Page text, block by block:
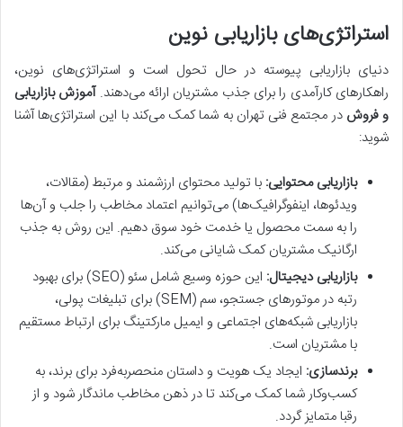
استراتژی‌های بازاریابی نوین
دنیای بازاریابی پیوسته در حال تحول است و استراتژی‌های نوین،
راهکارهای کارآمدی را برای جذب مشتریان ارائه می‌دهند.آموزش بازاریابی
و فروش در مجتمع فنی تهران به شما کمک می‌کند با این استراتژی‌ها آشنا
شوید:
بازاریابی محتوایی: با تولید محتوای ارزشمند و مرتبط (مقالات،
ویدئوها، اینفوگرافیک‌ها) می‌توانیم اعتماد مخاطب را جلب و آن‌ها
را به سمت محصول یا خدمت خود سوق دهیم. این روش به جذب
ارگانیک مشتریان کمک شایانی می‌کند.
بازاریابی دیجیتال:
این حوزه وسیع شامل سئو (SEO) برای بهبود
رتبه در موتورهای جستجو، سم (SEM) برای تبلیغات پولی،
بازاریابی شبکه‌های اجتماعی و ایمیل مارکتینگ برای ارتباط مستقیم
با مشتریان است.
برندسازی: ایجاد یک هویت و داستان منحصربه‌فرد برای برند، به
کسب‌وکار شما کمک می‌کند تا در ذهن مخاطب ماندگار شود و از
رقبا متمایز گردد.